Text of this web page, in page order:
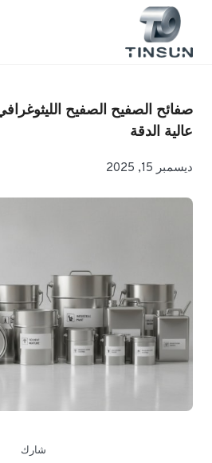
المحتوى
صفائح الصفيح الصفيح
عالية الدقة
ديسمبر 15, 2025
شارك